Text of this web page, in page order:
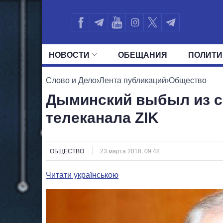
НОВОСТИ ОБЕЩАНИЯ
ВСЕ ПОЛИТИКИ ПРЕЗИДЕНТ И
Слово и Дело›Лента публикаций›Общество
Дыминский выбыл из
телеканала ZIK
ОБЩЕСТВО 23 марта 2018, 09:48
Читати українською